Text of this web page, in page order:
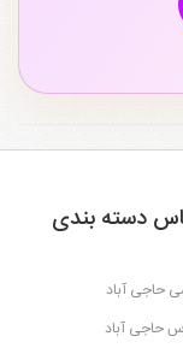
دسته بندی
حاجی ‌آباد
حاجی ‌آباد